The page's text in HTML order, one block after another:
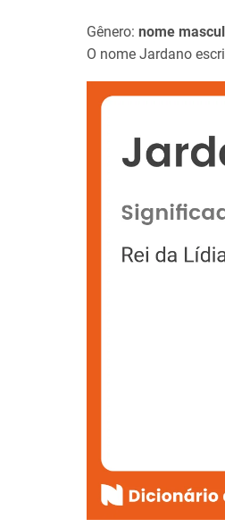
Gênero: nome
O nome Jardano